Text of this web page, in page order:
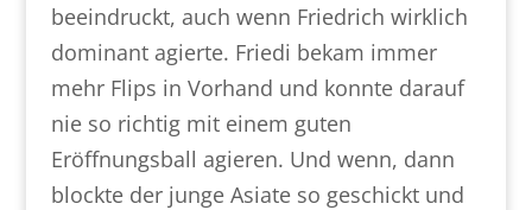
beeindruckt, auch wenn Friedrich wirklich
dominant agierte. Friedi bekam immer
mehr Flips in Vorhand und konnte darauf
nie so richtig mit einem guten
Eröffnungsball agieren. Und wenn, dann
blockte der junge Asiate so geschickt und